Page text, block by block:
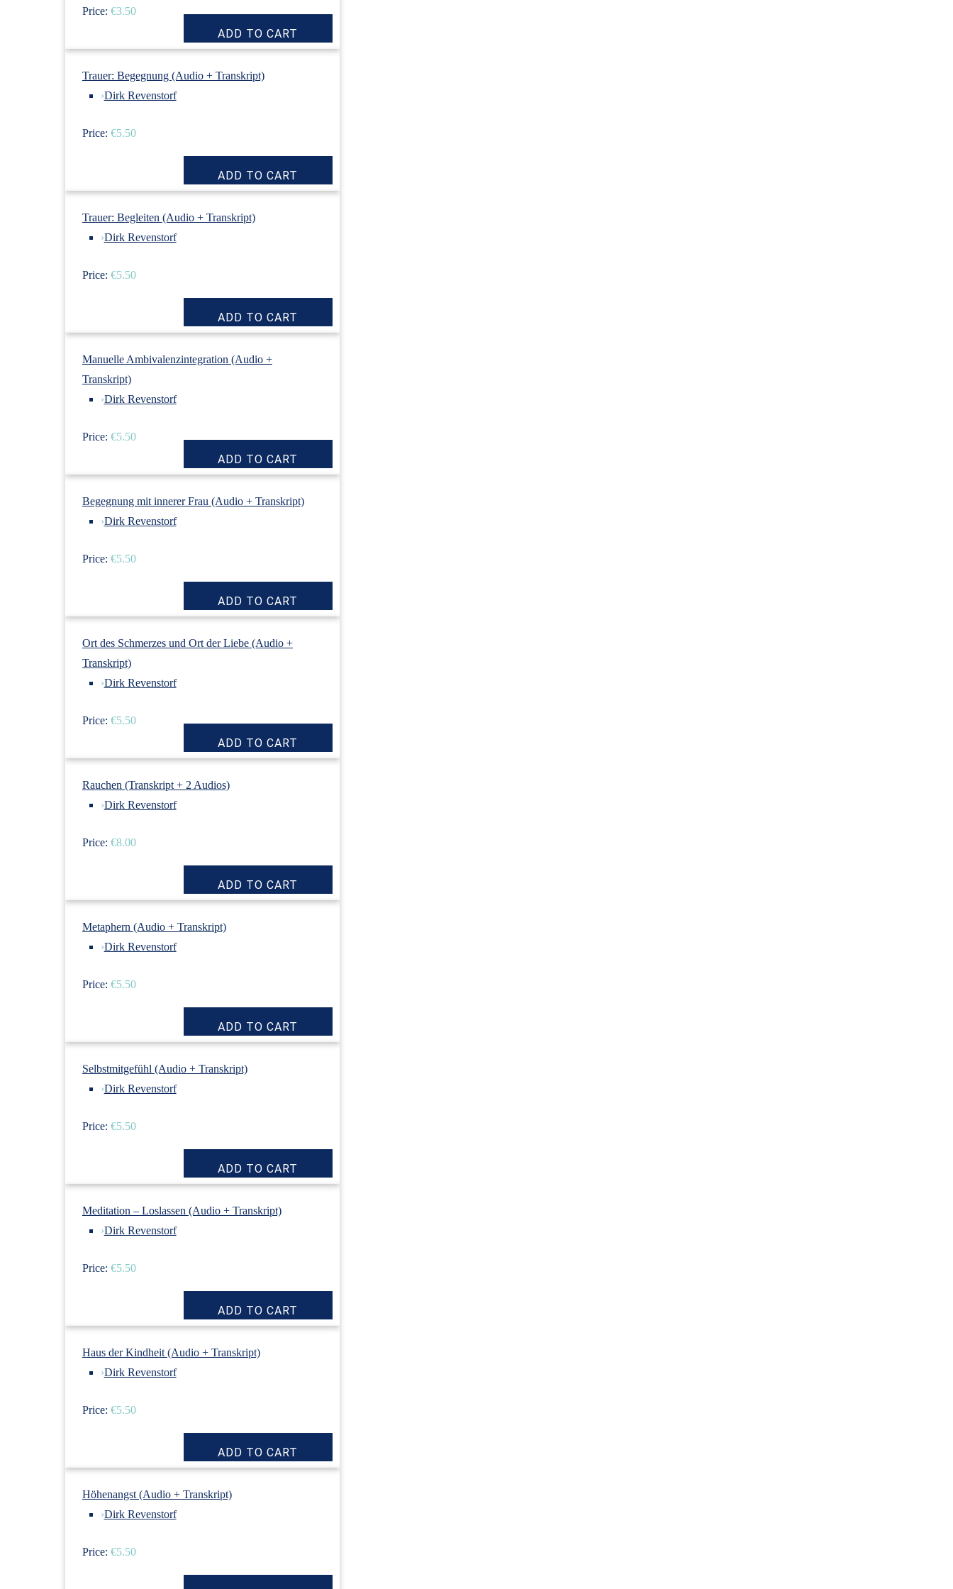
Price: €3.50
Trauer: Begegnung (Audio + Transkript)
›Dirk Revenstorf
Price: €5.50
Trauer: Begleiten (Audio + Transkript)
›Dirk Revenstorf
Price: €5.50
Manuelle Ambivalenzintegration (Audio +
Transkript)
›Dirk Revenstorf
Price: €5.50
Begegnung mit innerer Frau (Audio + Transkript)
›Dirk Revenstorf
Price: €5.50
Ort des Schmerzes und Ort der Liebe (Audio +
Transkript)
›Dirk Revenstorf
Price: €5.50
Rauchen (Transkript + 2 Audios)
›Dirk Revenstorf
Price: €8.00
Metaphern (Audio + Transkript)
›Dirk Revenstorf
Price: €5.50
Selbstmitgefühl (Audio + Transkript)
›Dirk Revenstorf
Price: €5.50
Meditation – Loslassen (Audio + Transkript)
›Dirk Revenstorf
Price: €5.50
Haus der Kindheit (Audio + Transkript)
›Dirk Revenstorf
Price: €5.50
Höhenangst (Audio + Transkript)
›Dirk Revenstorf
Price: €5.50